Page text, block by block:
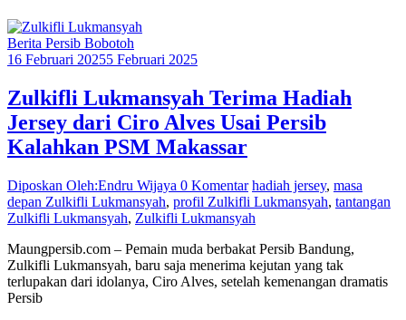
Berita Persib Bobotoh
16 Februari 20255 Februari 2025
Zulkifli Lukmansyah Terima Hadiah
Jersey dari Ciro Alves Usai Persib
Kalahkan PSM Makassar
Diposkan Oleh:Endru Wijaya 0 Komentar hadiah jersey, masa
depan Zulkifli Lukmansyah, profil Zulkifli Lukmansyah, tantangan
Zulkifli Lukmansyah, Zulkifli Lukmansyah
Maungpersib.com – Pemain muda berbakat Persib Bandung,
Zulkifli Lukmansyah, baru saja menerima kejutan yang tak
terlupakan dari idolanya, Ciro Alves, setelah kemenangan dramatis
Persib